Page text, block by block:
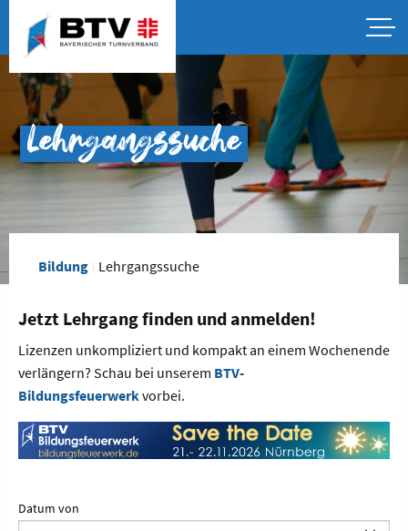
Lehrgangssuche
Bildung Lehrgangssuche
Jetzt Lehrgang finden und anmelden!
Lizenzen unkompliziert und kompakt an einem Wochenende
verlängern? Schau bei unserem BTV-
Bildungsfeuerwerkvorbei.
Datum von